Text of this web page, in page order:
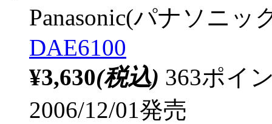
Panasonic(パナソニッ
DAE6100
¥3,630(税込) 363ポイ
2006/12/01発売